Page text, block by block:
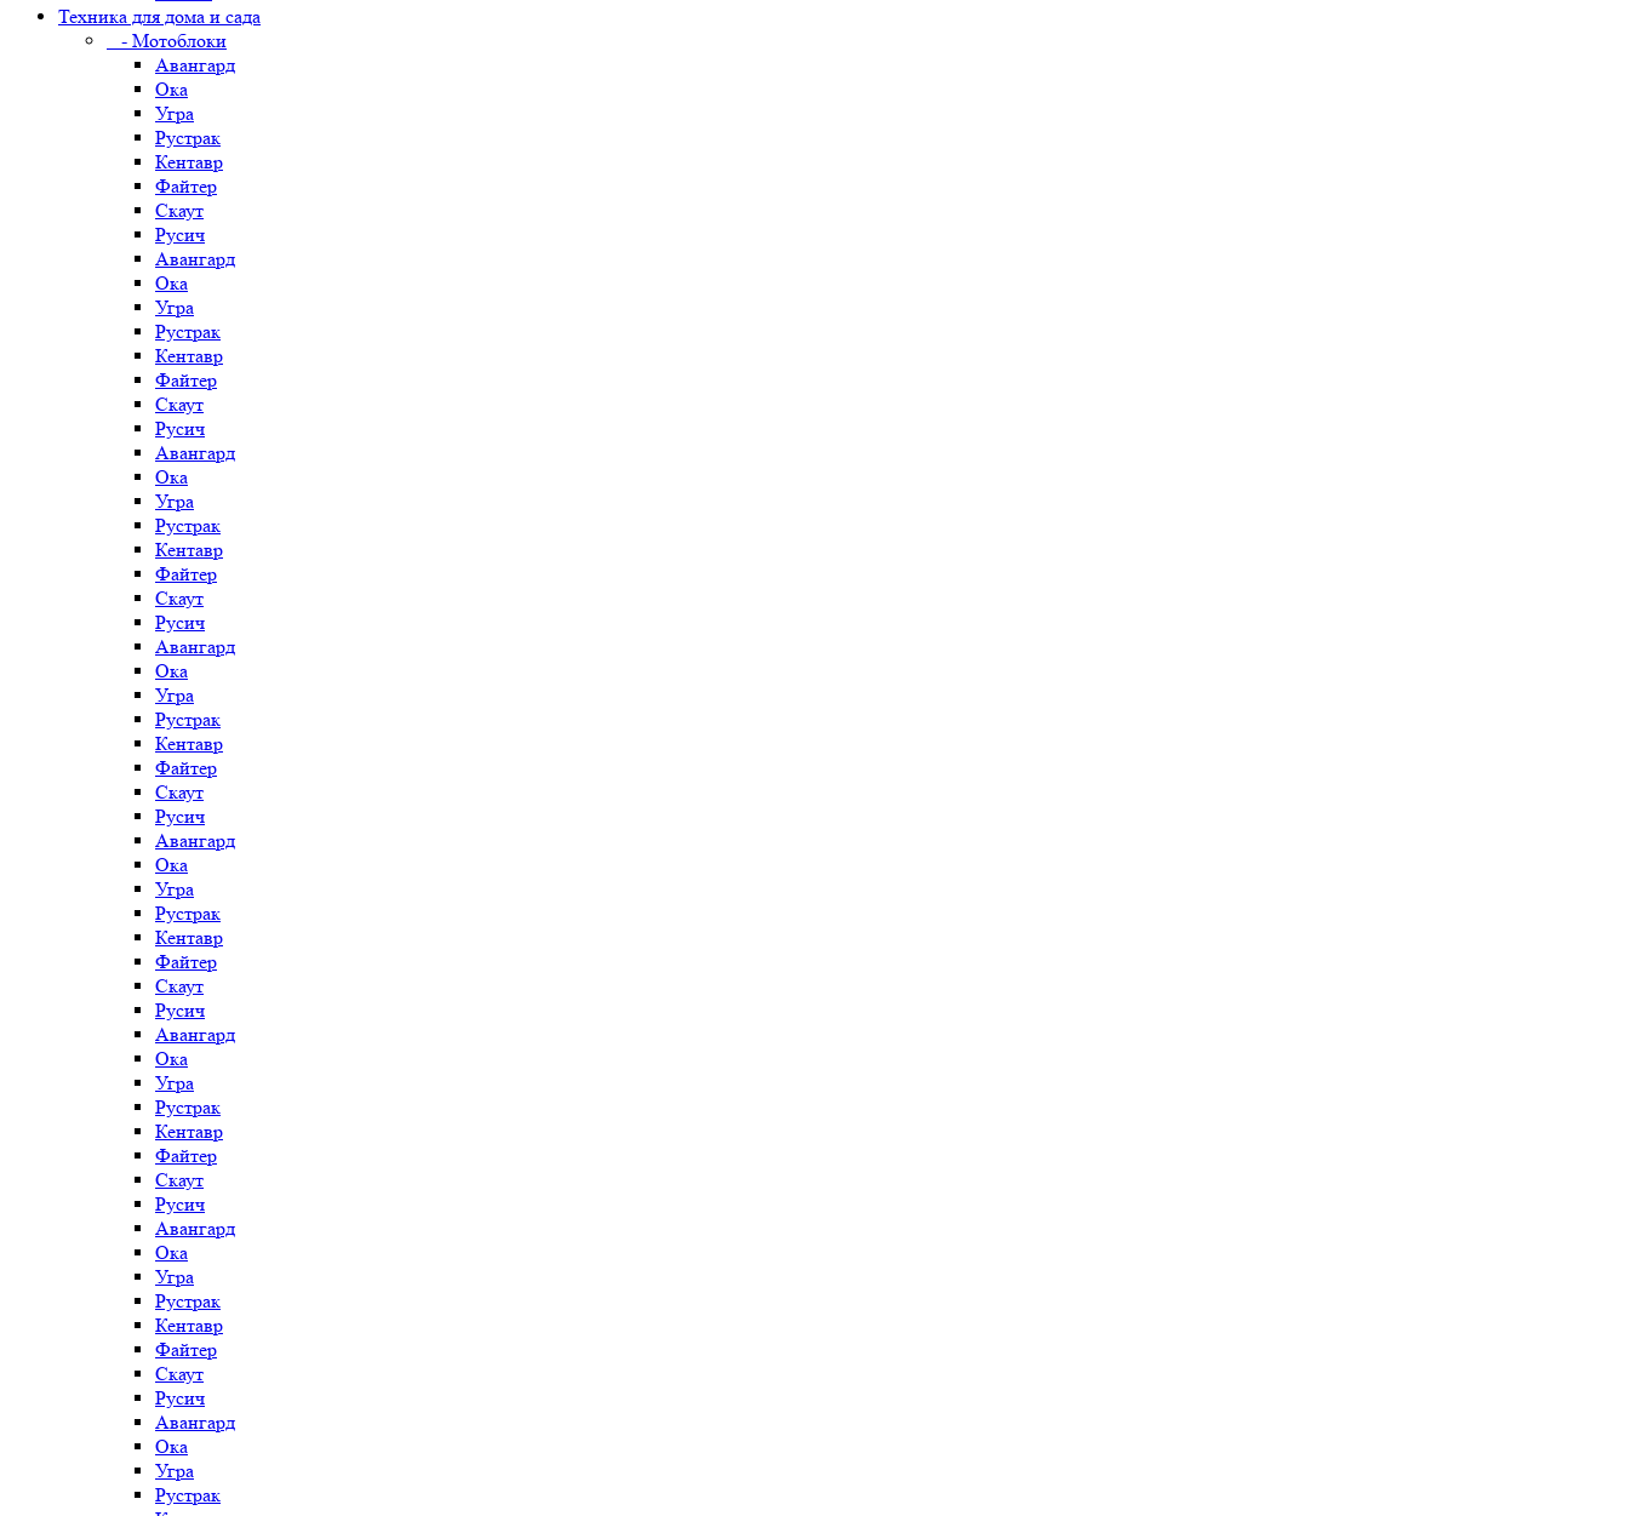
Техника для дома и сада
- Мотоблоки
Авангард
Ока
Угра
Рустрак
Кентавр
Файтер
Скаут
Русич
Авангард
Ока
Угра
Рустрак
Кентавр
Файтер
Скаут
Русич
Авангард
Ока
Угра
Рустрак
Кентавр
Файтер
Скаут
Русич
Авангард
Ока
Угра
Рустрак
Кентавр
Файтер
Скаут
Русич
Авангард
Ока
Угра
Рустрак
Кентавр
Файтер
Скаут
Русич
Авангард
Ока
Угра
Рустрак
Кентавр
Файтер
Скаут
Русич
Авангард
Ока
Угра
Рустрак
Кентавр
Файтер
Скаут
Русич
Авангард
Ока
Угра
Рустрак